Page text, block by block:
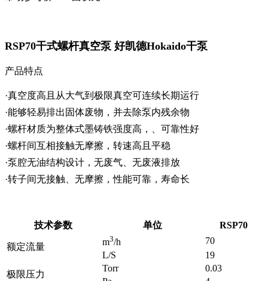
RSP70干式螺杆真空泵 好凯德Hokaido干泵
产品特点
·真空度高且从大气到极限真空可连续长期运行
·能够轻易排出固体废物，并去除泵内残余物
·螺杆材质为整体式墨铸铁强度高，、可靠性好
·螺杆间互相接触无摩擦，转速高且平稳
·泵腔无油结构设计，无废气、无废液排放
·转子间无接触、无摩擦，性能可靠，寿命长
技术参数 单位 RSP70
额定流量 m3/h
70
L/S
19
极限压力
Torr
0.03